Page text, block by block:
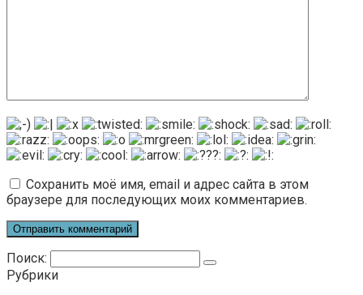
Сохранить моё имя, email и адрес сайта в этом
браузере для последующих моих комментариев.
Поиск:
Рубрики